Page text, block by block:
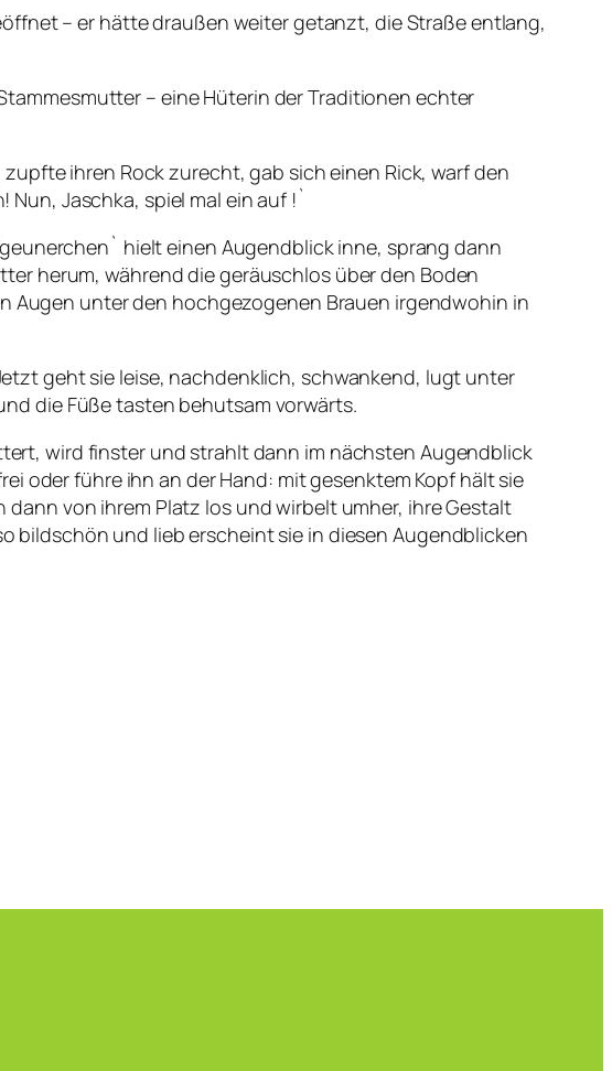
– er hätte draußen weiter getanzt, die Straße entlang,
– eine Hüterin der Traditionen echter
ihren Rock zurecht, gab sich einen Rick, warf den
Jaschka, spiel mal ein auf !`
hielt einen Augendblick inne, sprang dann
herum, während die geräuschlos über den Boden
Augen unter den hochgezogenen Brauen irgendwohin in
geht sie leise, nachdenklich, schwankend, lugt unter
die Füße tasten behutsam vorwärts.
wird finster und strahlt dann im nächsten Augendblick
oder führe ihn an der Hand: mit gesenktem Kopf hält sie
von ihrem Platz los und wirbelt umher, ihre Gestalt
bildschön und lieb erscheint sie in diesen Augendblicken